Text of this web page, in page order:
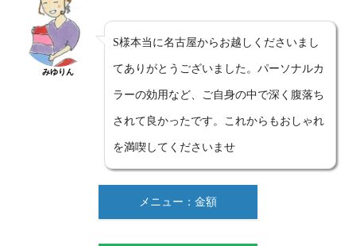
みゆりん
S様本当に名古屋からお越しくださいまし
てありがとうございました。パーソナルカ
ラーの効用など、ご自身の中で深く腹落ち
されて良かったです。これからもおしゃれ
を満喫してくださいませ
メニュー：金額